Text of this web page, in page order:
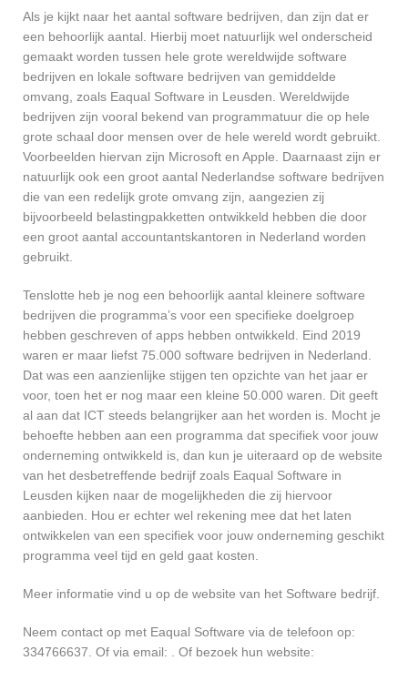
Als je kijkt naar het aantal software bedrijven, dan zijn dat er
een behoorlijk aantal. Hierbij moet natuurlijk wel onderscheid
gemaakt worden tussen hele grote wereldwijde software
bedrijven en lokale software bedrijven van gemiddelde
omvang, zoals Eaqual Software in Leusden. Wereldwijde
bedrijven zijn vooral bekend van programmatuur die op hele
grote schaal door mensen over de hele wereld wordt gebruikt.
Voorbeelden hiervan zijn Microsoft en Apple. Daarnaast zijn er
natuurlijk ook een groot aantal Nederlandse software bedrijven
die van een redelijk grote omvang zijn, aangezien zij
bijvoorbeeld belastingpakketten ontwikkeld hebben die door
een groot aantal accountantskantoren in Nederland worden
gebruikt.
Tenslotte heb je nog een behoorlijk aantal kleinere software
bedrijven die programma’s voor een specifieke doelgroep
hebben geschreven of apps hebben ontwikkeld. Eind 2019
waren er maar liefst 75.000 software bedrijven in Nederland.
Dat was een aanzienlijke stijgen ten opzichte van het jaar er
voor, toen het er nog maar een kleine 50.000 waren. Dit geeft
al aan dat ICT steeds belangrijker aan het worden is. Mocht je
behoefte hebben aan een programma dat specifiek voor jouw
onderneming ontwikkeld is, dan kun je uiteraard op de website
van het desbetreffende bedrijf zoals Eaqual Software in
Leusden kijken naar de mogelijkheden die zij hiervoor
aanbieden. Hou er echter wel rekening mee dat het laten
ontwikkelen van een specifiek voor jouw onderneming geschikt
programma veel tijd en geld gaat kosten.
Meer informatie vind u op de website van het Software bedrijf.
Neem contact op met Eaqual Software via de telefoon op:
334766637. Of via email:
. Of bezoek hun website: